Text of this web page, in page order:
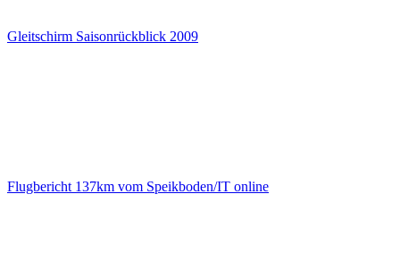
Gleitschirm Saisonrückblick 2009
Flugbericht 137km vom Speikboden/IT online